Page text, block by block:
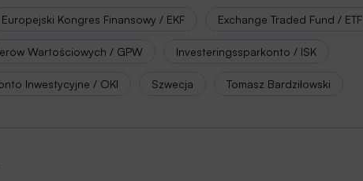
Europejski Kongres Finansowy / EKF Exchange Traded Fund / ETF
Wartościowych / GPW Investeringssparkonto / ISK
Inwestycyjne / OKI Szwecja Tomasz Bardziłowski